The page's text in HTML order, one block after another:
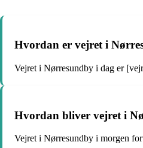
Hvordan er vejret i
Vejret i Nørresundby i dag er
Hvordan bliver vejret i
Vejret i Nørresundby i morgen